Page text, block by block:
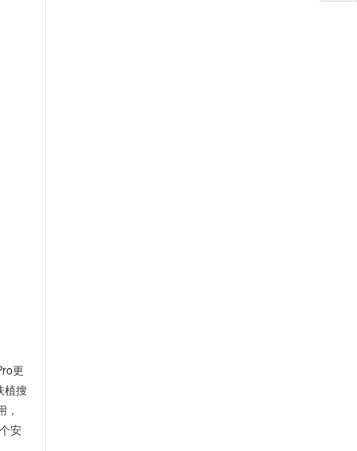
更
植搜
安